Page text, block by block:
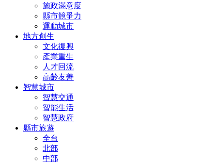
施政滿意度
縣市競爭力
運動城市
地方創生
文化復興
產業重生
人才回流
高齡友善
智慧城市
智慧交通
智能生活
智慧政府
縣市旅遊
全台
北部
中部